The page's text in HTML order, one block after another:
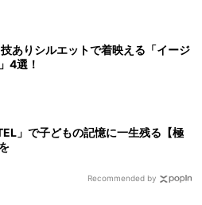
技ありシルエットで着映える「イージ
4選！
」で子どもの記憶に一生残る【極
Recommended by